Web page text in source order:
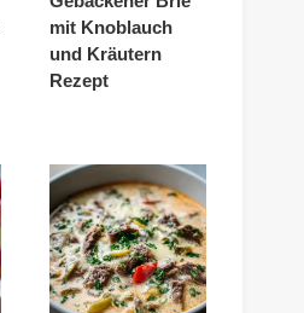
mit Knoblauch
und Kräutern
Rezept